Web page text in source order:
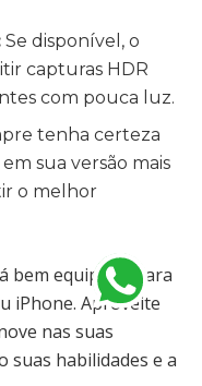
Se disponível, o
capturas HDR
com pouca luz.
tenha certeza
sua versão mais
o melhor
bem equipado para
iPhone. Aproveite
nas suas
habilidades e a